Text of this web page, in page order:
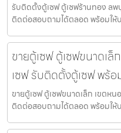
รับติดตั้งตู้เซฟ ตู้เซฟร้านทอง ล
ติดต่อสอบถามได้ตลอด พร้อมให้
ขายตู้เซฟ ตู้เซฟขนาดเ
เซฟ รับติดตั้งตู้เซฟ พร้
ขายตู้เซฟ ตู้เซฟขนาดเล็ก เขตห
ติดต่อสอบถามได้ตลอด พร้อมให้